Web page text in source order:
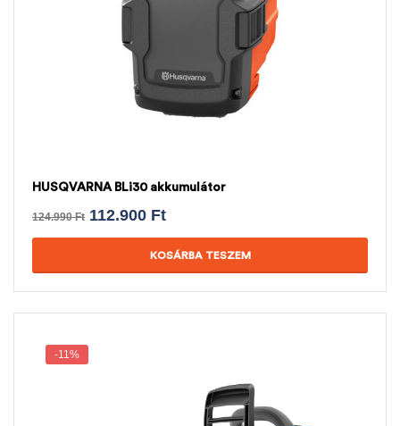
HUSQVARNA BLi30 akkumulátor
124.990Ft 112.900 Ft
KOSÁRBA TESZEM
-11%